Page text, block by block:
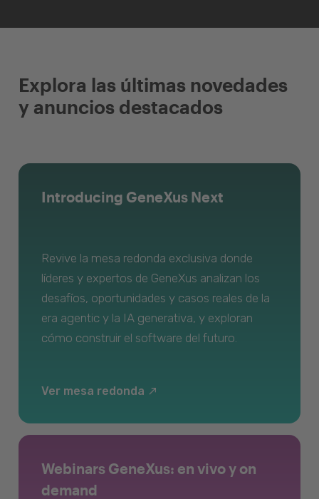
Explora las últimas novedades
y anuncios destacados
Introducing GeneXus Next
Revive la mesa redonda exclusiva donde
líderes y expertos de GeneXus analizan los
desafíos, oportunidades y casos reales de la
era agentic y la IA generativa, y exploran
cómo construir el software del futuro.
Ver mesa redonda
Webinars GeneXus: en vivo y on
demand